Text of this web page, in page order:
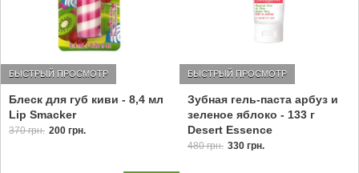
Блеск для губ киви - 8,4 мл
Lip Smacker
БЫСТРЫЙ ПРОСМОТР
370 грн. 200 грн.
Зубная гель-паста арбуз и
зеленое яблоко - 133 г
Desert Essence
БЫСТРЫЙ ПРОСМОТР
480 грн. 330 грн.